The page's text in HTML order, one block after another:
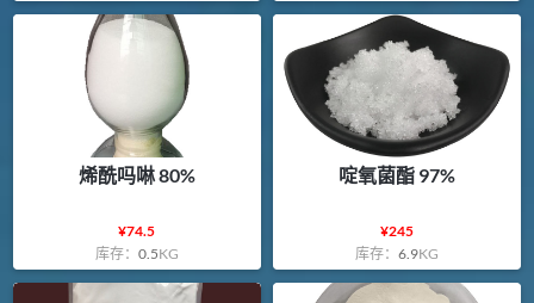
烯酰吗啉 80%
¥74.5
库存： 0.5KG
啶氧菌酯 97%
¥245
库存：6.9KG